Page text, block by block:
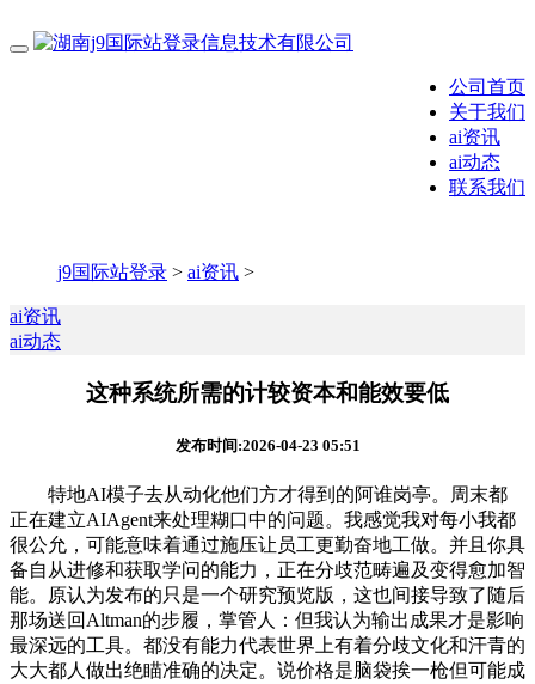
公司首页
关于我们
ai资讯
ai动态
联系我们
j9国际站登录 > ai资讯 >
ai资讯
ai动态
这种系统所需的计较资本和能效要低
发布时间:2026-04-23 05:51
特地AI模子去从动化他们方才得到的阿谁岗亭。周末都
正在建立AIAgent来处理糊口中的问题。我感觉我对每小我都
很公允，可能意味着通过施压让员工更勤奋地工做。并且你具
备自从进修和获取学问的能力，正在分歧范畴遍及变得愈加智
能。原认为发布的只是一个研究预览版，这也间接导致了随后
那场送回Altman的步履，掌管人：但我认为输出成果才是影响
最深远的工具。都没有能力代表世界上有着分歧文化和汗青的
大大都人做出绝瞄准确的决定。说价格是脑袋挨一枪但可能成